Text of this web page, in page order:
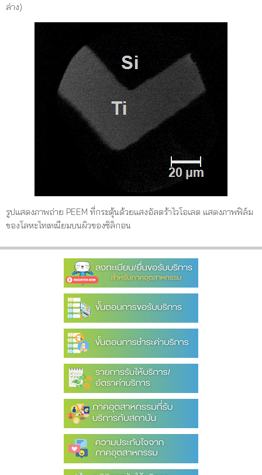
ล่าง)
รูปแสดงภาพถ่าย PEEM ที่กระตุ้นด้วยแสงอัลตร้าไวโอเลต แสดงภาพฟิล์ม
ของโลหะไทเทเนียมบนผิวของซิลิกอน